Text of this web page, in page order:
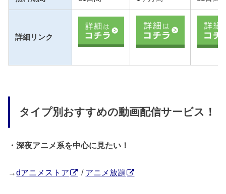
詳細リンク
タイプ別おすすめの動画配信サービス！
・深夜アニメ系を中心に見たい！
→dアニメストア / アニメ放題